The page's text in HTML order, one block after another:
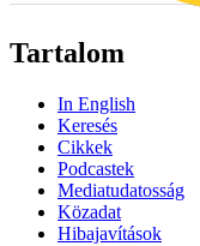
Tartalom
In English
Keresés
Cikkek
Podcastek
Mediatudatosság
Közadat
Hibajavítások